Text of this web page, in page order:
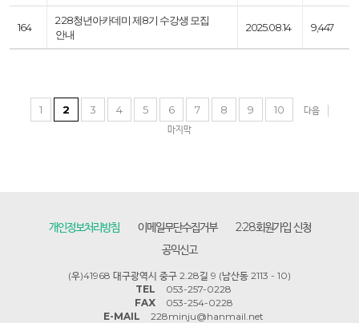
164
2·28청년아카데미 제8기 수강생 모집
안내
2025.08.14 9,447
1 2 3 4 5 6 7 8 9 10
다음
마지막
개인정보처리방침 이메일무단수집거부
2·28회원가입 신청
공익신고
(우)41968 대구광역시 중구 2.28길 9 (남산동 2113 - 10)
TEL
053-257-0228
FAX
053-254-0228
E-MAIL
228minju@hanmail.net